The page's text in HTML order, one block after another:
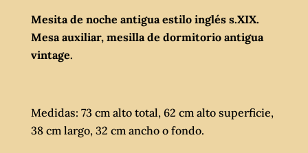
Mesita de noche antigua estilo inglés s.XIX.
Mesa auxiliar, mesilla de dormitorio antigua
vintage.
Medidas: 73 cm alto total, 62 cm alto superficie,
38 cm largo, 32 cm ancho o fondo.